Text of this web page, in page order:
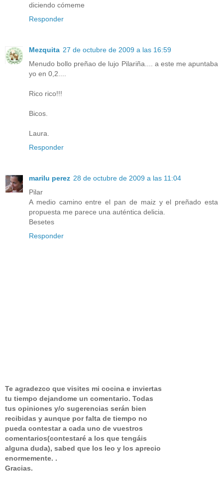
diciendo cómeme
Responder
Mezquita 27 de octubre de 2009 a las 16:59
Menudo bollo preñao de lujo Pilariña.... a este me apuntaba
yo en 0,2....
Rico rico!!!
Bicos.
Laura.
Responder
marilu perez 28 de octubre de 2009 a las 11:04
Pilar
A medio camino entre el pan de maiz y el preñado esta
propuesta me parece una auténtica delicia.
Besetes
Responder
Te agradezco que visites mi cocina e inviertas
tu tiempo dejandome un comentario. Todas
tus opiniones y/o sugerencias serán bien
recibidas y aunque por falta de tiempo no
pueda contestar a cada uno de vuestros
comentarios(contestaré a los que tengáis
alguna duda), sabed que los leo y los aprecio
enormemente. .
Gracias.